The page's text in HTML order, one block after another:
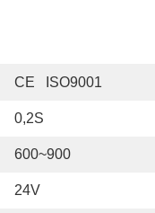
CE   ISO9001
0,2S
600~900
24V